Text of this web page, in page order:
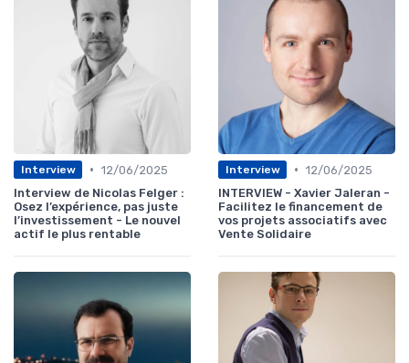
Interview • 12/06/2025
Interview de Nicolas Felger :
Osez l’expérience, pas juste
l’investissement - Le nouvel
actif le plus rentable
Interview • 12/06/2025
INTERVIEW - Xavier Jaleran -
Facilitez le financement de
vos projets associatifs avec
Vente Solidaire